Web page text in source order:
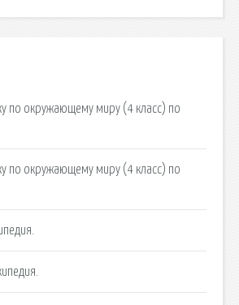
по окружающему миру (4 класс) по
по окружающему миру (4 класс) по